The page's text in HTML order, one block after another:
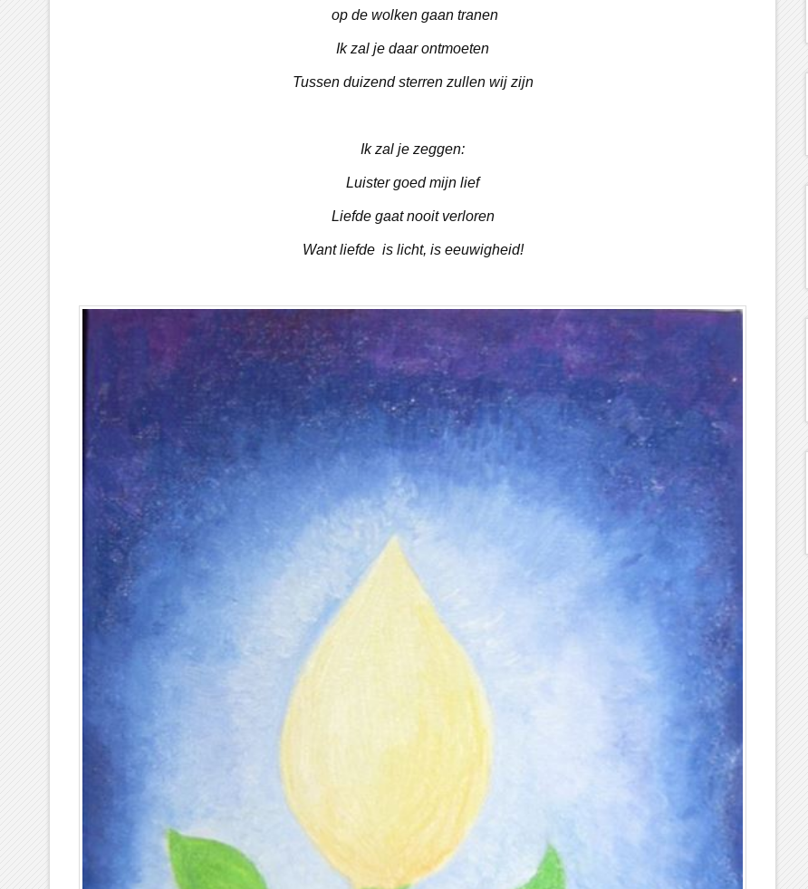
op de wolken gaan tranen
Ik zal je daar ontmoeten
Tussen duizend sterren zullen wij zijn
Ik zal je zeggen:
Luister goed mijn lief
Liefde gaat nooit verloren
Want liefde is licht, is eeuwigheid!